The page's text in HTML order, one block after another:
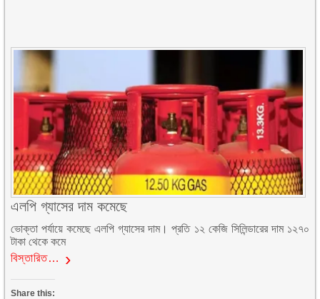
এলপি গ্যাসের দাম কমেছে
ভোক্তা পর্যায়ে কমেছে এলপি গ্যাসের দাম। প্রতি ১২ কেজি সিলিন্ডারের দাম ১২৭০
টাকা থেকে কমে
বিস্তারিত…
Share this: